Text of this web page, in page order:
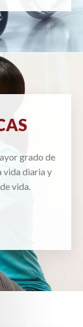
grado de
vida diaria y
vida.